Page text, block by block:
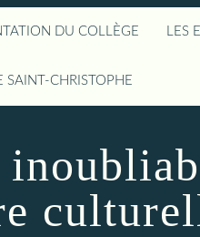
DU COLLÈGE LES
SAINT-CHRISTOPHE